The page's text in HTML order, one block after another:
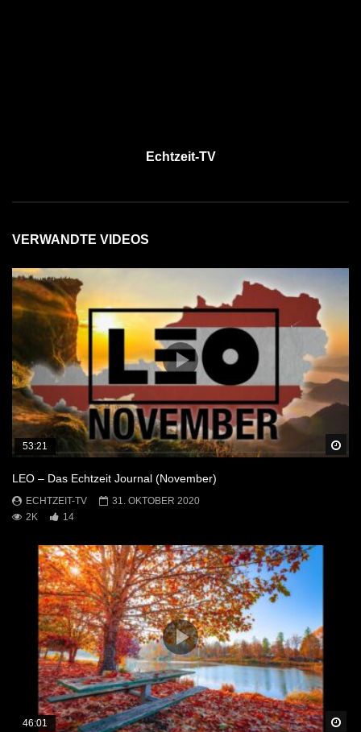
Echtzeit-TV
VERWANDTE VIDEOS
53:21
LEO – Das Echtzeit Journal (November)
ECHTZEIT-TV
31. OKTOBER 2020
2K
14
46:01